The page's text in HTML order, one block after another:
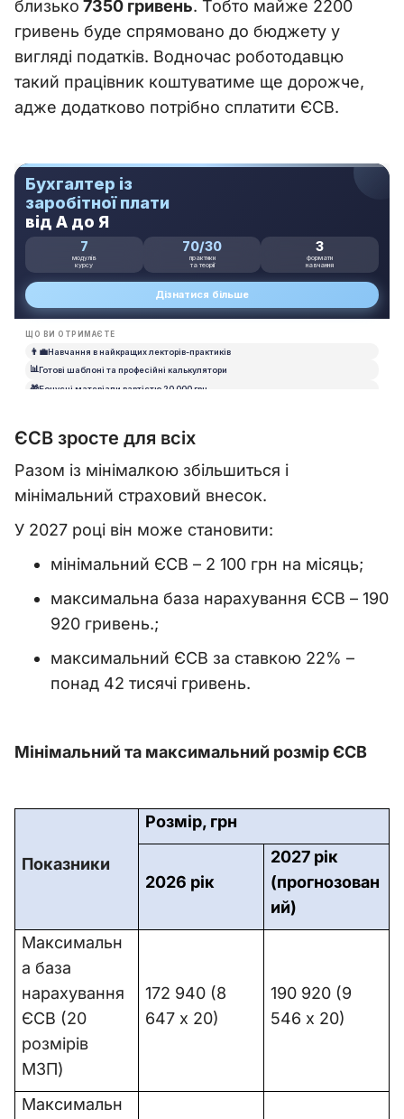
близько 7350 гривень. Тобто майже 2200
гривень буде спрямовано до бюджету у
вигляді податків. Водночас роботодавцю
такий працівник коштуватиме ще дорожче,
адже додатково потрібно сплатити ЄСВ.
ЄСВ зросте для всіх
Разом із мінімалкою збільшиться і
мінімальний страховий внесок.
У 2027 році він може становити:
мінімальний ЄСВ – 2 100 грн на місяць;
максимальна база нарахування ЄСВ – 190
920 гривень.;
максимальний ЄСВ за ставкою 22% –
понад 42 тисячі гривень.
Мінімальний та максимальний розмір ЄСВ
Показники
Розмір, грн
2026 рік
2027 рік
(прогнозован
ий)
Максимальн
а база
нарахування
ЄСВ (20
розмірів
МЗП)
172 940 (8
647 х 20)
190 920 (9
546 х 20)
Максимальн